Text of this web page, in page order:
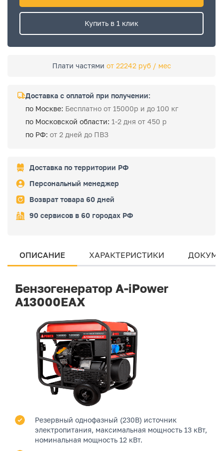
Купить в 1 клик
Плати частями от 22242 руб / мес
Доставка с оплатой при получении:
по Москве: Бесплатно от 15000р и до 100 кг
по Московской области: 1-2 дня от 450 р
по РФ: от 2 дней до ПВЗ
Доставка по территории РФ
Персональный менеджер
Возврат товара 60 дней
90 сервисов в 60 городах РФ
ОПИСАНИЕ ХАРАКТЕРИСТИКИ
Бензогенератор A-iPower
A13000EAX
Резервный однофазный (230В) источник
электропитания, максимальная мощность 13 кВт,
номинальная мощность 12 кВт.